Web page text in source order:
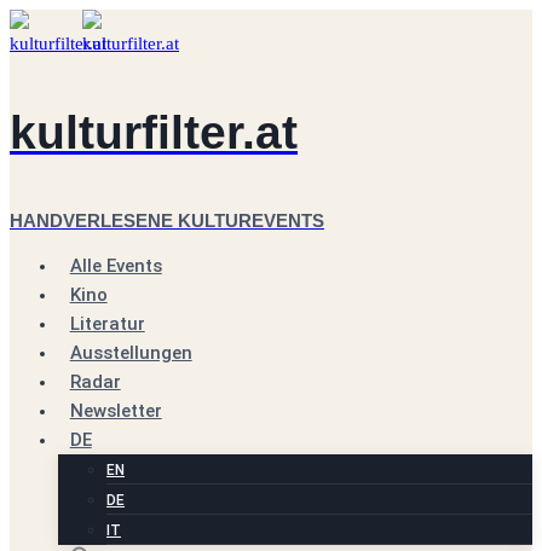
Zum
Inhalt
kulturfilter.at
HANDVERLESENE KULTUREVENTS
Alle Events
Kino
Literatur
Ausstellungen
Radar
Newsletter
DE
EN
DE
IT